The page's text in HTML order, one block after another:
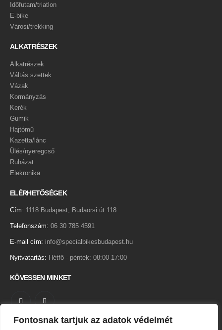
Fontosnak tartjuk az adatok védelmét
Időfutam/triatlon
E-bike
Városi/trekking
ALKATRÉSZEK
Alkatrészek
Váltás szettek
Vázak
Kormányzás
Kerék
Gumik
Hajtómű
Kazetta/lánc
Ülés/nyeregcső
Ruházat
Elekronika
ELÉRHETŐSÉGEK
Cím: 1118 Budapest, Budaörsi út 118.
Telefonszám: 06 30 785 4591
E-mail cím: info@specialbikesbudapest.hu
Nyitvatartás: Hétfő - péntek: 08:00-17:00
KÖVESSEN MINKET
Adatkezelési tájékoztató